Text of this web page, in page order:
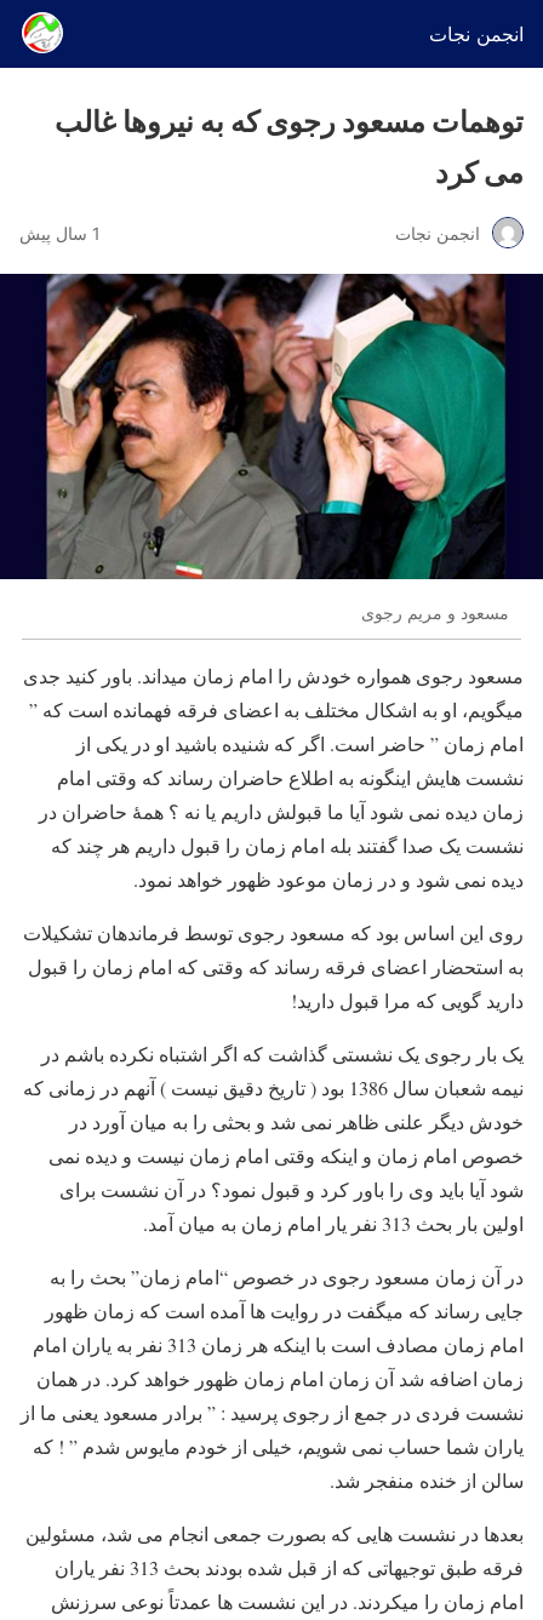
انجمن نجات
توهمات مسعود رجوی که به نیروها غالب
می کرد
انجمن نجات 1 سال پیش
مسعود و مریم رجوی
مسعود رجوی همواره خودش را امام زمان میداند. باور کنید جدی
میگویم، او به اشکال مختلف به اعضای فرقه فهمانده است که ”
امام زمان ” حاضر است. اگر که شنیده باشید او در یکی از
نشست هایش اینگونه به اطلاع حاضران رساند که وقتی امام
زمان دیده نمی شود آیا ما قبولش داریم یا نه ؟ همۀ حاضران در
نشست یک صدا گفتند بله امام زمان را قبول داریم هر چند که
دیده نمی شود و در زمان موعود ظهور خواهد نمود.
روی این اساس بود که مسعود رجوی توسط فرماندهان تشکیلات
به استحضار اعضای فرقه رساند که وقتی که امام زمان را قبول
دارید گویی که مرا قبول دارید!
یک بار رجوی یک نشستی گذاشت که اگر اشتباه نکرده باشم در
نیمه شعبان سال 1386 بود ( تاریخ دقیق نیست ) آنهم در زمانی که
خودش دیگر علنی ظاهر نمی شد و بحثی را به میان آورد در
خصوص امام زمان و اینکه وقتی امام زمان نیست و دیده نمی
شود آیا باید وی را باور کرد و قبول نمود؟ در آن نشست برای
اولین بار بحث 313 نفر یار امام زمان به میان آمد.
در آن زمان مسعود رجوی در خصوص “امام زمان” بحث را به
جایی رساند که میگفت در روایت ها آمده است که زمان ظهور
امام زمان مصادف است با اینکه هر زمان 313 نفر به یاران امام
زمان اضافه شد آن زمان امام زمان ظهور خواهد کرد. در همان
نشست فردی در جمع از رجوی پرسید : ” برادر مسعود یعنی ما از
یاران شما حساب نمی شویم، خیلی از خودم مایوس شدم ” ! که
سالن از خنده منفجر شد.
بعدها در نشست هایی که بصورت جمعی انجام می شد، مسئولین
فرقه طبق توجیهاتی که از قبل شده بودند بحث 313 نفر یاران
امام زمان را میکردند. در این نشست ها عمدتاً نوعی سرزنش